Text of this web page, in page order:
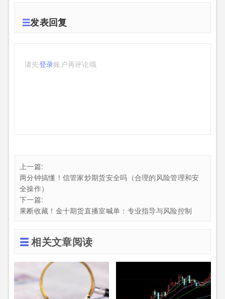
发表回复
请先登录账户再评论哦
上一篇:
两分钟搞懂！信管家炒期货安全吗（合理的风险管理和安
全操作）
下一篇:
果断收藏！金十期货直播室喊单：专业指导与风险控制
相关文章阅读